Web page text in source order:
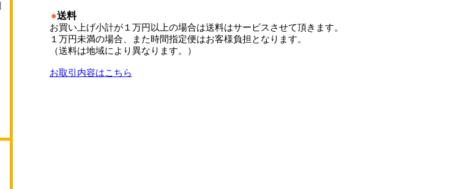
●送料
お買い上げ小計が１万円以上の場合は送料はサービスさせて頂きます。
１万円未満の場合、また時間指定便はお客様負担となります。
（送料は地域により異なります。）
お取引内容はこちら